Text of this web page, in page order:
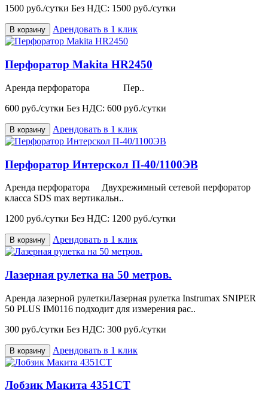
1500 руб./сутки Без НДС: 1500 руб./сутки
В корзину Арендовать в 1 клик
Перфоратор Makita HR2450
Аренда перфоратора Пер..
600 руб./сутки Без НДС: 600 руб./сутки
В корзину Арендовать в 1 клик
Перфоратор Интерскол П-40/1100ЭВ
Аренда перфоратора Двухрежимный сетевой перфоратор
класса SDS max вертикальн..
1200 руб./сутки Без НДС: 1200 руб./сутки
В корзину Арендовать в 1 клик
Лазерная рулетка на 50 метров.
Аренда лазерной рулеткиЛазерная рулетка Instrumax SNIPER
50 PLUS IM0116 подходит для измерения рас..
300 руб./сутки Без НДС: 300 руб./сутки
В корзину Арендовать в 1 клик
Лобзик Макита 4351CT